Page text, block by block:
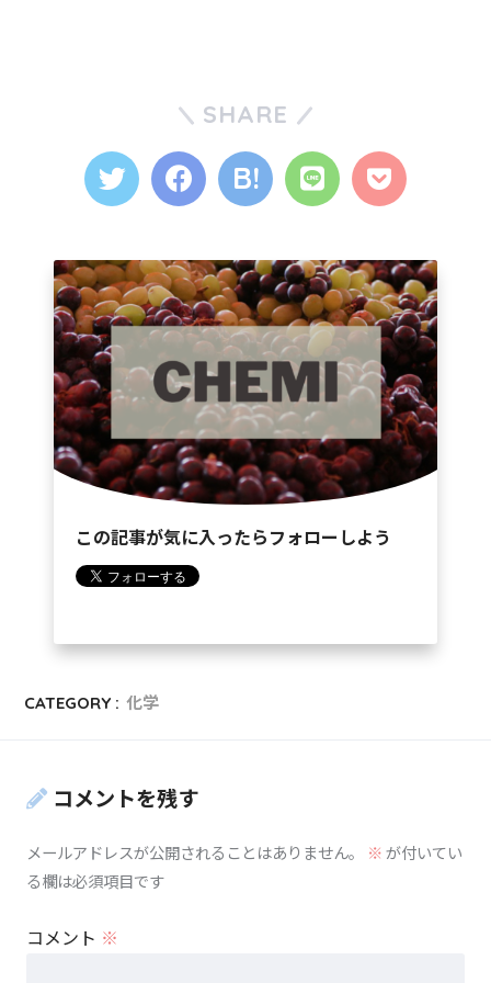
SHARE
この記事が気に入ったらフォローしよう
CATEGORY : 化学
コメントを残す
メールアドレスが公開されることはありません。 ※が付いてい
る欄は必須項目です
コメント ※